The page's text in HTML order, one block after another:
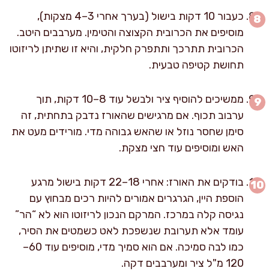
כעבור 10 דקות בישול (בערך אחרי 3–4 מצקות),
מוסיפים את הכרובית הקצוצה והטימין. מערבבים היטב.
הכרובית תתרכך ותתפרק חלקית, והיא זו שתיתן לריזוטו
תחושת קטיפה טבעית.
ממשיכים להוסיף ציר ולבשל עוד 8–10 דקות, תוך
ערבוב תכוף. אם מרגישים שהאורז נדבק בתחתית, זה
סימן שחסר נוזל או שהאש גבוהה מדי. מורידים מעט את
האש ומוסיפים עוד חצי מצקת.
בודקים את האורז: אחרי 18–22 דקות בישול מרגע
הוספת היין, הגרגרים אמורים להיות רכים מבחוץ עם
נגיסה קלה במרכז. המרקם הנכון לריזוטו הוא לא “הר”
עומד אלא תערובת שנשפכת לאט כשמטים את הסיר,
כמו לבה סמיכה. אם הוא סמיך מדי, מוסיפים עוד 60–
120 מ"ל ציר ומערבבים דקה.